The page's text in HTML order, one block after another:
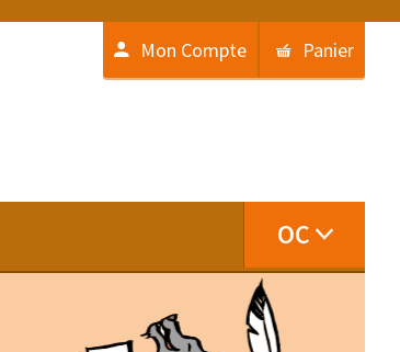
Mon Compte Panier
OC